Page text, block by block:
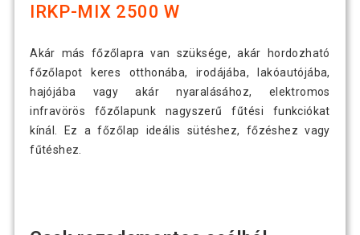
IRKP-MIX 2500 W
Akár más főzőlapra van szüksége, akár hordozható
főzőlapot keres otthonába, irodájába, lakóautójába,
hajójába vagy akár nyaralásához, elektromos
infravörös főzőlapunk nagyszerű fűtési funkciókat
kínál. Ez a főzőlap ideális sütéshez, főzéshez vagy
fűtéshez.